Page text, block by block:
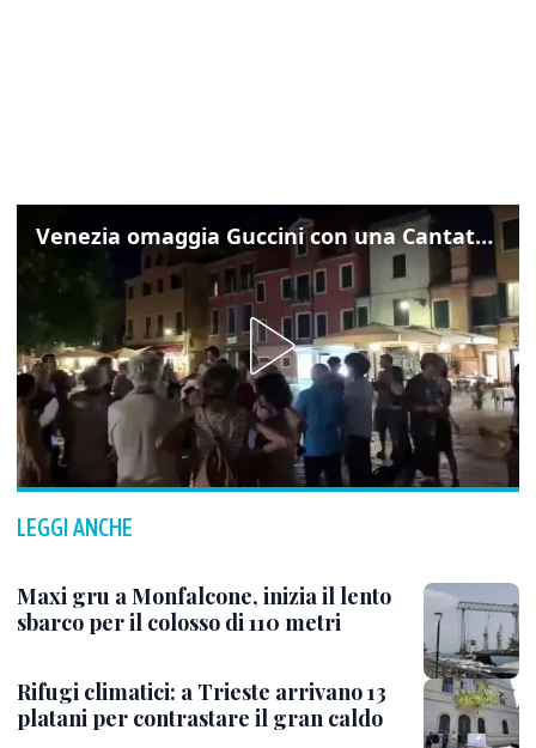
Venezia omaggia Guccini con una Cantata Anarchica in campo Santa Margherita
LEGGI ANCHE
Maxi gru a Monfalcone, inizia il lento
sbarco per il colosso di 110 metri
Rifugi climatici: a Trieste arrivano 13
platani per contrastare il gran caldo